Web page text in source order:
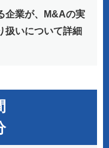
業が、
M&Aの実
扱いについて詳細